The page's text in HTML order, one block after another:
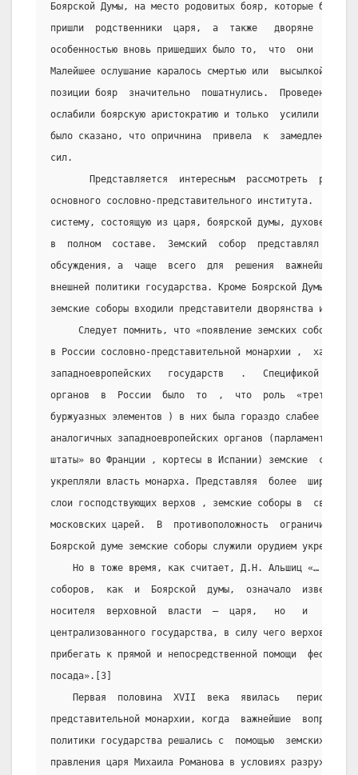
Боярской Думы, на место родовитых бояр, которые были
пришли  родственники  царя,  а  также   дворяне   и
особенностью вновь пришедших было то,  что  они  были
Малейшее ослушание каралось смертью или  высылкой.  В
позиции бояр  значительно  пошатнулись.  Проведенные
ослабили боярскую аристократию и только  усилили
было сказано, что опричнина  привела  к  замедлению
сил.
Представляется  интересным  рассмотреть  роль
основного сословно-представительного института.
систему, состоящую из царя, боярской думы,
в  полном  составе.  Земский  собор  представлял
обсуждения, а  чаще  всего  для  решения  важнейших
внешней политики государства. Кроме Боярской Думы и
земские соборы входили представители дворянства и
Следует помнить, что «появление земских соборов
в России сословно-представительной монархии ,
западноевропейских   государств   .   Спецификой
органов  в  России  было  то  ,  что  роль  «третьего
буржуазных элементов ) в них была гораздо слабее и в
аналогичных западноевропейских органов (парламент в
штаты» во Франции , кортесы в Испании) земские
укрепляли власть монарха. Представляя  более
слои господствующих верхов , земские соборы в  своих
московских царей.  В  противоположность
Боярской думе земские соборы служили орудием
Но в тоже время, как считает, Д.Н. Альшиц «… само
соборов,  как  и  Боярской  думы,  означало  известную
носителя  верховной  власти  –  царя,   но   и
централизованного государства, в силу чего верховная
прибегать к прямой и непосредственной помощи
посада».[3]
Первая  половина  XVII  века  явилась   периодом
представительной монархии, когда  важнейшие  вопросы
политики государства решались с  помощью  земских
правления царя Михаила Романова в условиях разрухи  и